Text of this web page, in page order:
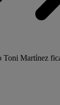
Martínez